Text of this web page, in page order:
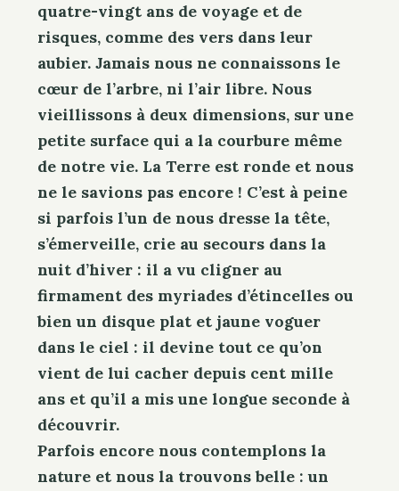
quatre-vingt ans de voyage et de
risques, comme des vers dans leur
aubier. Jamais nous ne connaissons le
cœur de l’arbre, ni l’air libre. Nous
vieillissons à deux dimensions, sur une
petite surface qui a la courbure même
de notre vie. La Terre est ronde et nous
ne le savions pas encore ! C’est à peine
si parfois l’un de nous dresse la tête,
s’émerveille, crie au secours dans la
nuit d’hiver : il a vu cligner au
firmament des myriades d’étincelles ou
bien un disque plat et jaune voguer
dans le ciel : il devine tout ce qu’on
vient de lui cacher depuis cent mille
ans et qu’il a mis une longue seconde à
découvrir.
Parfois encore nous contemplons la
nature et nous la trouvons belle : un